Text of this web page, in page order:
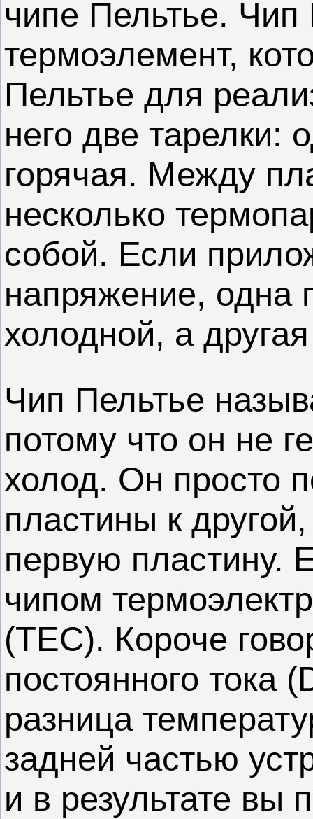
чипе Пельтье.
термоэлемент,
Пельтье для
него две тарелки:
горячая. Между
несколько
собой. Если
напряжение, одна
холодной, а
Чип Пельтье
потому что он не
холод. Он просто
пластины к
первую пластину.
чипом
(TEC). Короче
постоянного тока
разница
задней частью
и в результате вы